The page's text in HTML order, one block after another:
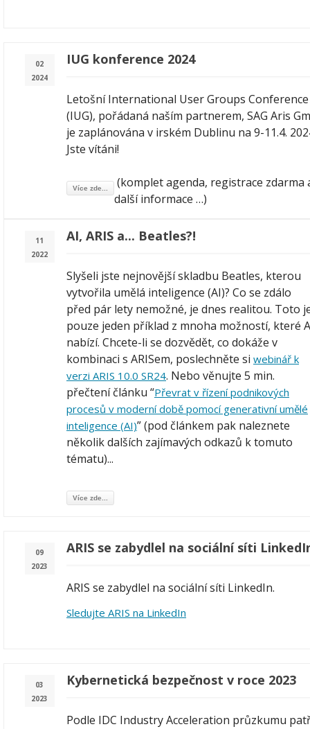
02
2024
IUG konference 2024
Letošní International User Groups Conference
(IUG), pořádaná naším partnerem, SAG Aris
je zaplánována v irském Dublinu na 9-11.4.
Jste vítáni!
Více zde...
(komplet agenda, registrace zdarma
další informace …)
11
2022
AI, ARIS a... Beatles?!
Slyšeli jste nejnovější skladbu Beatles, kterou
vytvořila umělá inteligence (AI)? Co se zdálo
před pár lety nemožné, je dnes realitou. Toto
pouze jeden příklad z mnoha možností, které
nabízí. Chcete-li se dozvědět, co dokáže v
kombinaci s ARISem, poslechněte si webinář k
verzi ARIS 10.0 SR24. Nebo věnujte 5 min.
přečtení článku “Převrat v řízení podnikových
procesů v moderní době pomocí generativní umělé
inteligence (AI)” (pod článkem pak naleznete
několik dalších zajímavých odkazů k tomuto
tématu)...
Více zde...
09
2023
ARIS se zabydlel na sociální síti
ARIS se zabydlel na sociální síti LinkedIn.
Sledujte ARIS na LinkedIn
03
2023
Kybernetická bezpečnost v roce 2023
Podle IDC Industry Acceleration průzkumu